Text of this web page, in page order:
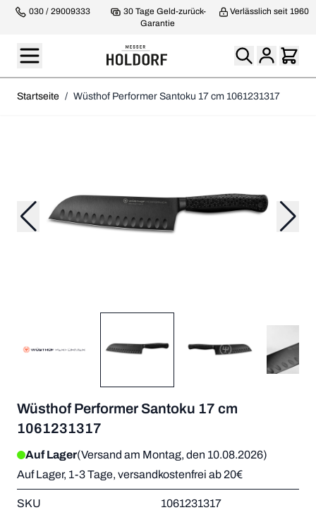
030 / 29009333
30 Tage Geld-zurück-
Garantie
Verlässlich seit 1960
Startseite / Wüsthof Performer Santoku 17 cm 1061231317
Wüsthof Performer Santoku 17 cm
1061231317
Auf Lager(Versand am Montag, den 10.08.2026)
Auf Lager, 1-3 Tage, versandkostenfrei ab 20€
SKU 1061231317